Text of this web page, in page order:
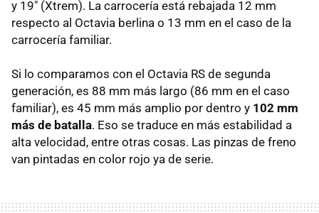
y 19" (Xtrem). La carrocería está rebajada 12 mm
respecto al Octavia berlina o 13 mm en el caso de la
carrocería familiar.
Si lo comparamos con el Octavia RS de segunda
generación, es 88 mm más largo (86 mm en el caso
familiar), es 45 mm más amplio por dentro y 102 mm
más de batalla. Eso se traduce en más estabilidad a
alta velocidad, entre otras cosas. Las pinzas de freno
van pintadas en color rojo ya de serie.